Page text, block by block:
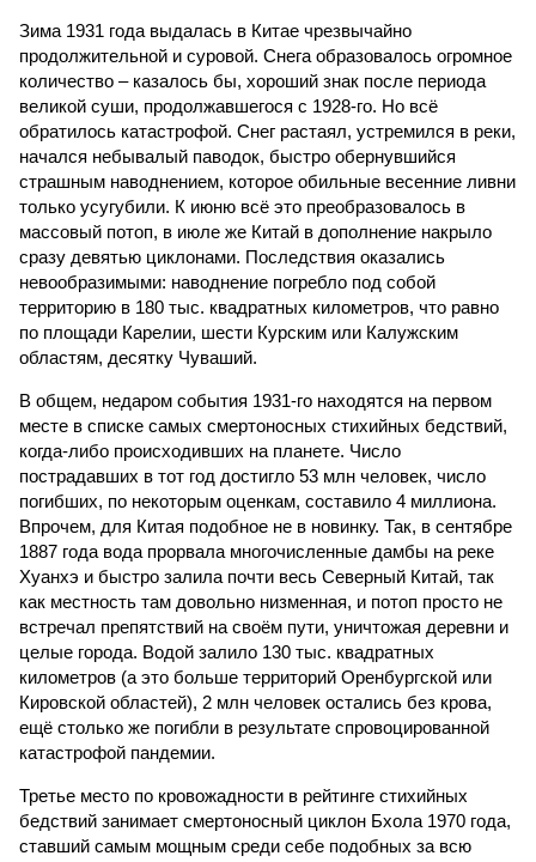
Зима 1931 года выдалась в Китае чрезвычайно
продолжительной и суровой. Снега образовалось огромное
количество – казалось бы, хороший знак после периода
великой суши, продолжавшегося с 1928-го. Но всё
обратилось катастрофой. Снег растаял, устремился в реки,
начался небывалый паводок, быстро обернувшийся
страшным наводнением, которое обильные весенние ливни
только усугубили. К июню всё это преобразовалось в
массовый потоп, в июле же Китай в дополнение накрыло
сразу девятью циклонами. Последствия оказались
невообразимыми: наводнение погребло под собой
территорию в 180 тыс. квадратных километров, что равно
по площади Карелии, шести Курским или Калужским
областям, десятку Чуваший.
В общем, недаром события 1931-го находятся на первом
месте в списке самых смертоносных стихийных бедствий,
когда-либо происходивших на планете. Число
пострадавших в тот год достигло 53 млн человек, число
погибших, по некоторым оценкам, составило 4 миллиона.
Впрочем, для Китая подобное не в новинку. Так, в сентябре
1887 года вода прорвала многочисленные дамбы на реке
Хуанхэ и быстро залила почти весь Северный Китай, так
как местность там довольно низменная, и потоп просто не
встречал препятствий на своём пути, уничтожая деревни и
целые города. Водой залило 130 тыс. квадратных
километров (а это больше территорий Оренбургской или
Кировской областей), 2 млн человек остались без крова,
ещё столько же погибли в результате спровоцированной
катастрофой пандемии.
Третье место по кровожадности в рейтинге стихийных
бедствий занимает смертоносный циклон Бхола 1970 года,
ставший самым мощным среди себе подобных за всю